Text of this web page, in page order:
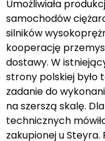
Umożliwiała
samochodów
silników
kooperację
dostawy. W
strony polskiej było
zadanie do
na szerszą skalę.
technicznych
zakupionej u